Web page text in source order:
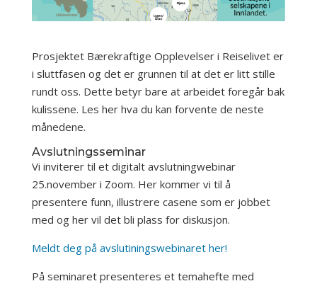
Prosjektet Bærekraftige Opplevelser i Reiselivet er
i sluttfasen og det er grunnen til at det er litt stille
rundt oss. Dette betyr bare at arbeidet foregår bak
kulissene. Les her hva du kan forvente de neste
månedene.
Avslutningsseminar
Vi inviterer til et digitalt avslutningwebinar
25.november i Zoom. Her kommer vi til å
presentere funn, illustrere casene som er jobbet
med og her vil det bli plass for diskusjon.
Meldt deg på avslutiningswebinaret her!
På seminaret presenteres et temahefte med